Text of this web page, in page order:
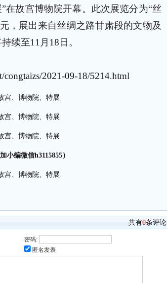
在故宫博物院开幕。此次展览分为“丝
，展出来自丝绸之路甘肃段的文物及
续至11 月 18 日。
congtaizs/2021-09-18/5214.html
小编微信h3115855）
共有0条评论
密码:
匿名发表